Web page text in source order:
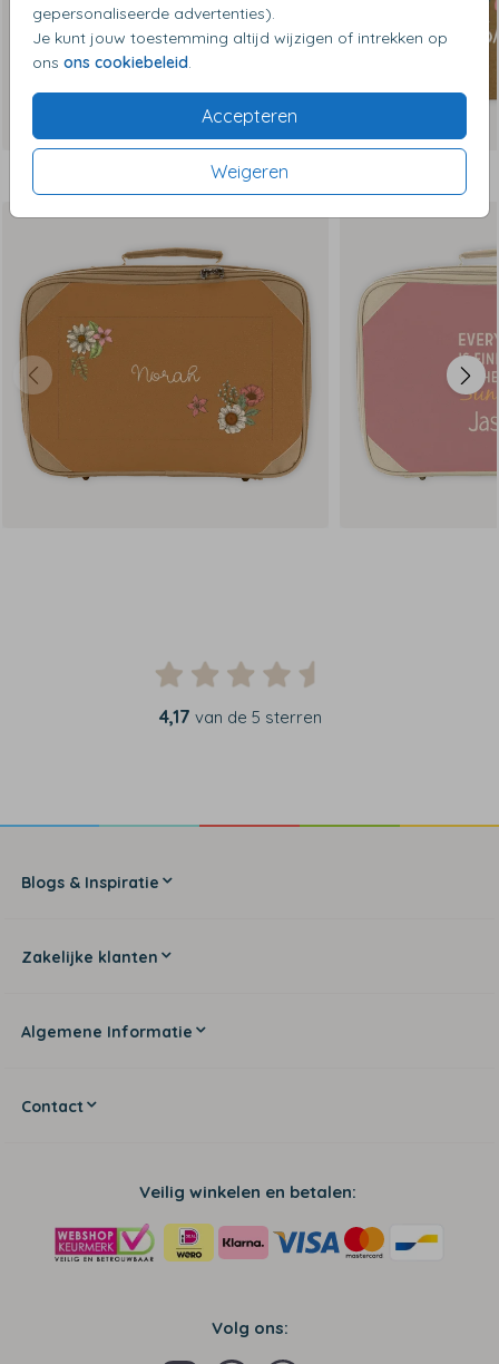
gepersonaliseerde advertenties).
Je kunt jouw toestemming altijd wijzigen of intrekken op
ons ons cookiebeleid
Accepteren
Weigeren
Dit vind je misschien ook leuk
4,17 van de 5 sterren
Blogs & Inspiratie
Zakelijke klanten
Algemene Informatie
Contact
Veilig winkelen en betalen:
Volg ons: